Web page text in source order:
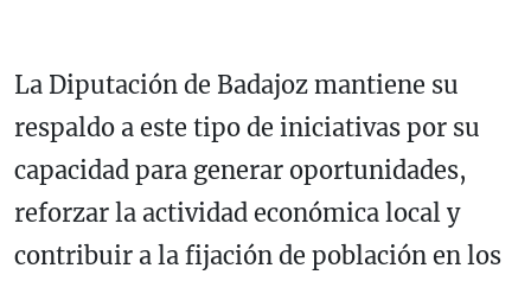
La Diputación de Badajoz mantiene su
respaldo a este tipo de iniciativas por su
capacidad para generar oportunidades,
reforzar la actividad económica local y
contribuir a la fijación de población en los